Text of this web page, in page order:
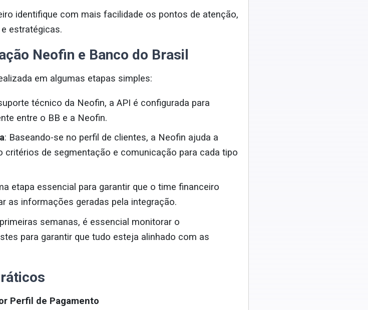
identifique com mais facilidade os pontos de atenção,
estratégicas.
Neofin e Banco do Brasil
em algumas etapas simples:
técnico da Neofin, a API é configurada para
entre o BB e a Neofin.
: Baseando-se no perfil de clientes, a Neofin ajuda a
critérios de segmentação e comunicação para cada tipo
etapa essencial para garantir que o time financeiro
as informações geradas pela integração.
semanas, é essencial monitorar o
para garantir que tudo esteja alinhado com as
Perfil de Pagamento